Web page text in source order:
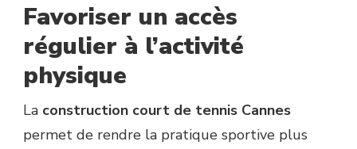
Favoriser un accès
régulier à l’activité
physique
La construction court de tennis Cannes
permet de rendre la pratique sportive plus